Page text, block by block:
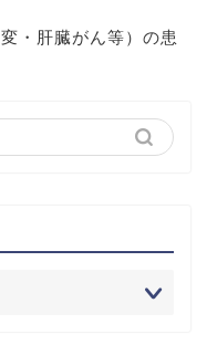
・肝臓がん等）の患